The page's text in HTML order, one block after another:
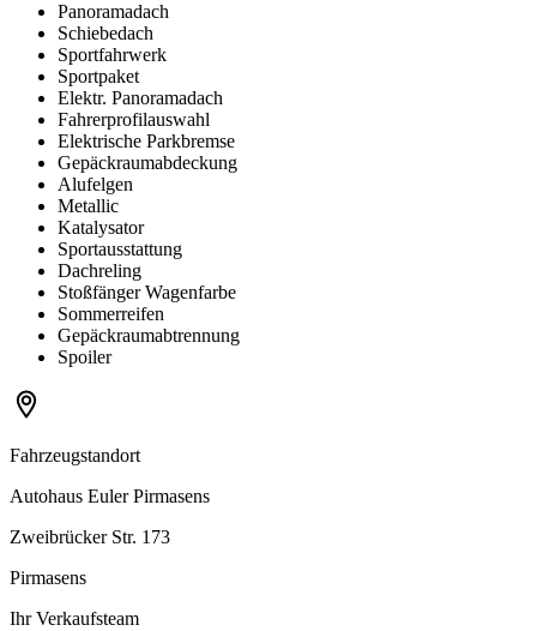
Panoramadach
Schiebedach
Sportfahrwerk
Sportpaket
Elektr. Panoramadach
Fahrerprofilauswahl
Elektrische Parkbremse
Gepäckraumabdeckung
Alufelgen
Metallic
Katalysator
Sportausstattung
Dachreling
Stoßfänger Wagenfarbe
Sommerreifen
Gepäckraumabtrennung
Spoiler
Fahrzeugstandort
Autohaus Euler Pirmasens
Zweibrücker Str. 173
Pirmasens
Ihr Verkaufsteam